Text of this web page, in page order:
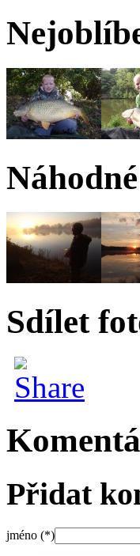
Sdílet
Přidat
jméno (*)